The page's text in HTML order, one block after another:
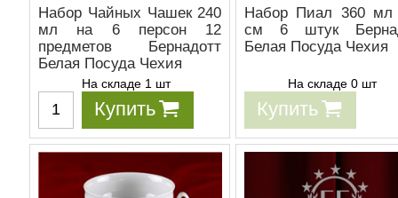
Набор Чайных Чашек 240
мл на 6 персон 12
предметов Бернадотт
Белая Посуда Чехия
На складе 1 шт
Купить
Набор Пиал 360 мл
см 6 штук
Белая Посуда Чехия
На складе 0 шт
Купить